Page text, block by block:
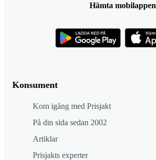
Konsument
Kom igång med Prisjakt
På din sida sedan 2002
Artiklar
Prisjakts experter
Hämta mobilappen